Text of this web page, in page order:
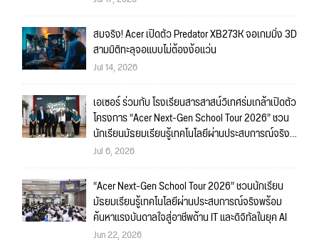
สมจริง! Acer เปิดตัว Predator XB273K จอเกมมิ่ง 3D
สามมิติทะลุจอแบบไม่ต้องง้อแว่น
Jul 14, 2026
เอเซอร์ ร่วมกับ โรงเรียนสารสาสน์วิเทศร่มเกล้าเปิดตัว
โครงการ “Acer Next-Gen School Tour 2026” ชวน
นักเรียนมัธยมเรียนรู้เทคโนโลยีผ่านประสบการณ์จริง
พร้อมค้นหาแรงบันดาลใจสู่อาชีพด้าน IT และดิจิทัลใน
Jul 6, 2026
“Acer Next-Gen School Tour 2026” ชวนนักเรียน
มัธยมเรียนรู้เทคโนโลยีผ่านประสบการณ์จริงพร้อม
ค้นหาแรงบันดาลใจสู่อาชีพด้าน IT และดิจิทัลในยุค AI
Jun 22, 2026